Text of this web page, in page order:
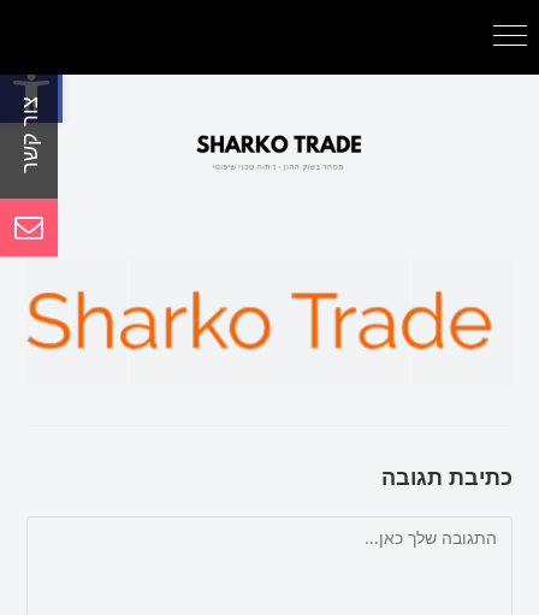
פתח סרגל נגישות
כתיבת תגובה